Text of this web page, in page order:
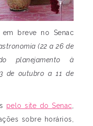
breve no Senac
(22 a 26 de
planejamento à
de outubro a 11 de
pelo site do Senac,
sobre horários,